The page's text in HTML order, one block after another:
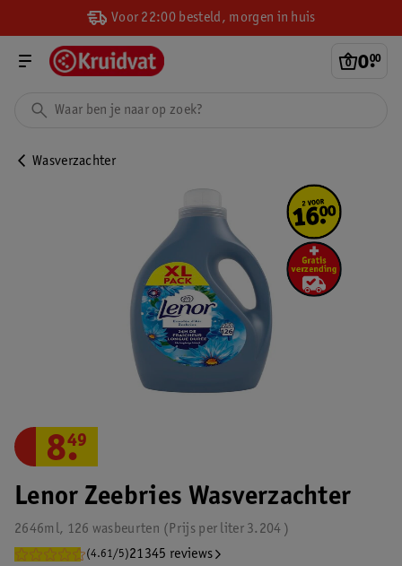
Voor 22:00 besteld, morgen in huis
0.
00
Wasverzachter
Lenor Zeebries Wasverzachter
2646ml, 126 wasbeurten 3.204
Prijs per liter
(4.61/5)21345 reviews
8.
49